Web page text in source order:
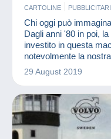
CARTOLINE PUBBLICITARI
Chi oggi può
Dagli anni '80 in poi,
investito in questa
notevolmente la
computer?
29 August 2019